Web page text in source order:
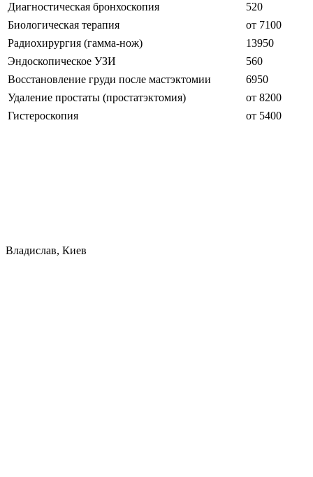
Диагностическая бронхоскопия
520
Биологическая терапия
от 7100
Радиохирургия (гамма-нож)
13950
Эндоскопическое УЗИ
560
Восстановление груди после мастэктомии
6950
Удаление простаты (простатэктомия)
от 8200
Гистероскопия
от 5400
Владислав, Киев